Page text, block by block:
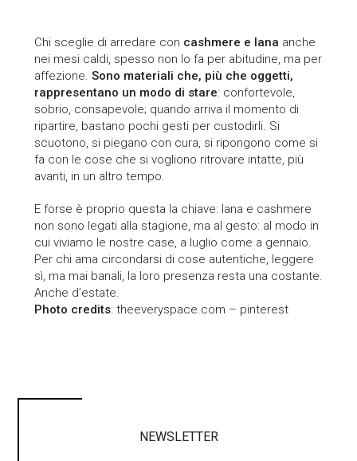
Chi sceglie di arredare con cashmere e lana anche
nei mesi caldi, spesso non lo fa per abitudine, ma per
affezione. Sono materiali che, più che oggetti,
rappresentano un modo di stare: confortevole,
sobrio, consapevole; quando arriva il momento di
ripartire, bastano pochi gesti per custodirli. Si
scuotono, si piegano con cura, si ripongono come si
fa con le cose che si vogliono ritrovare intatte, più
avanti, in un altro tempo.
E forse è proprio questa la chiave: lana e cashmere
non sono legati alla stagione, ma al gesto: al modo in
cui viviamo le nostre case, a luglio come a gennaio.
Per chi ama circondarsi di cose autentiche, leggere
sì, ma mai banali, la loro presenza resta una costante.
Anche d’estate.
Photo credits: theeveryspace.com – pinterest
NEWSLETTER